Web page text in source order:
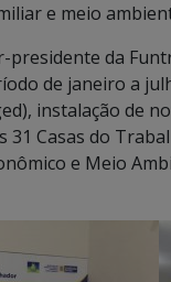
e meio
presidente da
de janeiro a
instalação de
31 Casas do
e Meio